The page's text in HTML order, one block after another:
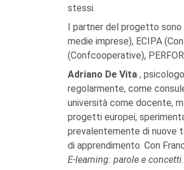
stessi.
I partner del progetto sono
medie imprese), ECIPA
(Confcooperative),
Adriano De Vita ,
regolarmente, come
università come docente,
progetti europei,
prevalentemente di nuove
di apprendimento. Con
E-learning: parole e